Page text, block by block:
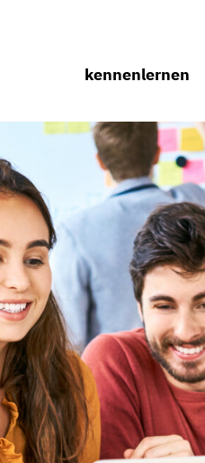
kennenlernen